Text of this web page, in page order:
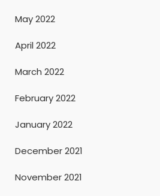
May 2022
April 2022
March 2022
February 2022
January 2022
December 2021
November 2021